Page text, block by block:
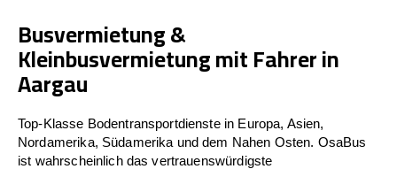
Busvermietung &
Kleinbusvermietung mit Fahrer in
Aargau
Top-Klasse Bodentransportdienste in Europa, Asien,
Nordamerika, Südamerika und dem Nahen Osten. OsaBus
ist wahrscheinlich das vertrauenswürdigste